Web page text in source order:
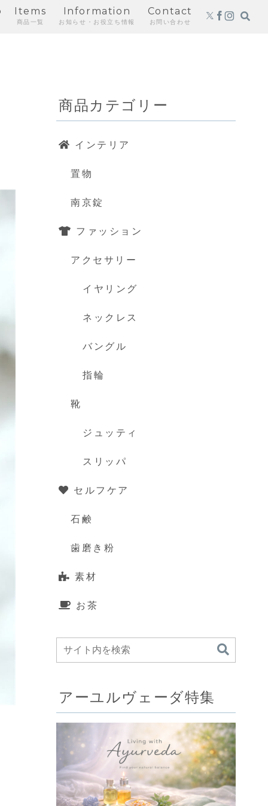
Items
商品一覧
Information
お知らせ・お役立ち情報
Contact
お問い合わせ
商品カテゴリー
インテリア
置物
南京錠
ファッション
アクセサリー
イヤリング
ネックレス
バングル
指輪
靴
ジュッティ
スリッパ
セルフケア
石鹸
歯磨き粉
素材
お茶
アーユルヴェーダ特集